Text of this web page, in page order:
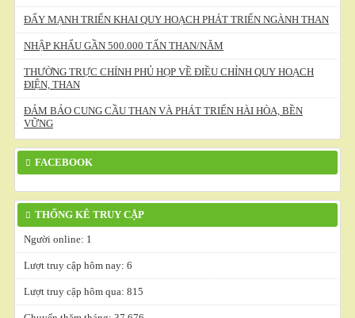
ĐẨY MẠNH TRIỂN KHAI QUY HOẠCH PHÁT TRIỂN NGÀNH THAN
NHẬP KHẨU GẦN 500.000 TẤN THAN/NĂM
THƯỜNG TRỰC CHÍNH PHỦ HỌP VỀ ĐIỀU CHỈNH QUY HOẠCH
ĐIỆN, THAN
ĐẢM BẢO CUNG CẦU THAN VÀ PHÁT TRIỂN HÀI HÒA, BỀN
VỮNG
FACEBOOK
THỐNG KÊ TRUY CẬP
Người online: 1
Lượt truy cập hôm nay: 6
Lượt truy cập hôm qua: 815